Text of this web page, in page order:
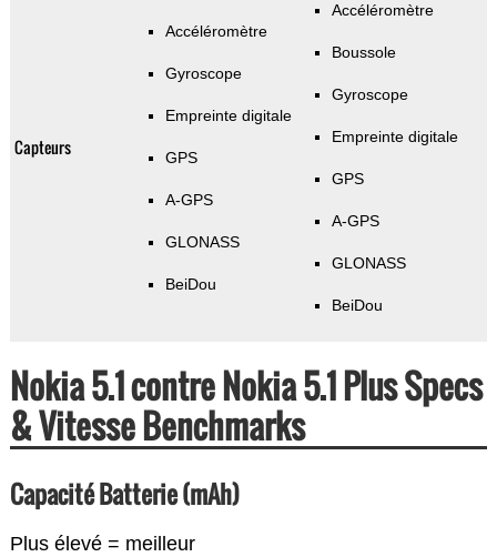
Capteurs
Accéléromètre
Gyroscope
Empreinte digitale
GPS
A-GPS
GLONASS
BeiDou
Accéléromètre
Boussole
Gyroscope
Empreinte digitale
GPS
A-GPS
GLONASS
BeiDou
Nokia 5.1 contre Nokia 5.1 Plus Specs
& Vitesse Benchmarks
Capacité Batterie (mAh)
Plus élevé = meilleur